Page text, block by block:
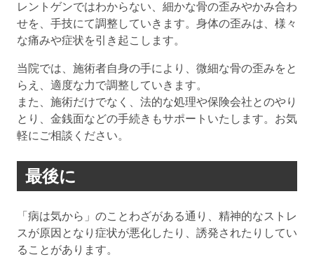
レントゲンではわからない、細かな骨の歪みやかみ合わ
せを、手技にて調整していきます。身体の歪みは、様々
な痛みや症状を引き起こします。
当院では、施術者自身の手により、微細な骨の歪みをと
らえ、適度な力で調整していきます。
また、施術だけでなく、法的な処理や保険会社とのやり
とり、金銭面などの手続きもサポートいたします。お気
軽にご相談ください。
最後に
「病は気から」のことわざがある通り、精神的なストレ
スが原因となり症状が悪化したり、誘発されたりしてい
ることがあります。